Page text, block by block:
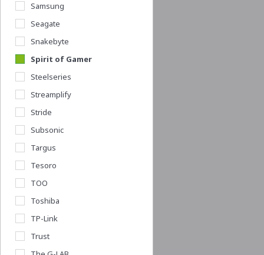
Samsung
Seagate
Snakebyte
Spirit of Gamer
Steelseries
Streamplify
Stride
Subsonic
Targus
Tesoro
TOO
Toshiba
TP-Link
Trust